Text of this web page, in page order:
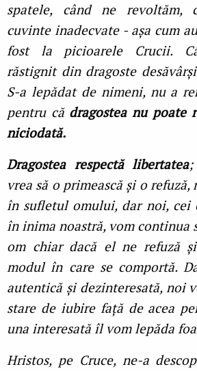
spatele, când ne revoltăm,
cuvinte inadecvate - așa cum
fost la picioarele Crucii.
răstignit din dragoste
S-a lepădat de nimeni, nu a
pentru că dragostea nu poate
niciodată.
Dragostea respectă libertatea;
vrea să o primească și o
în sufletul omului, dar noi, cei
în inima noastră, vom continua
om chiar dacă el ne refuză
modul în care se comportă.
autentică și dezinteresată, noi
stare de iubire față de acea
una interesată îl vom lepăda
Hristos, pe Cruce, ne-a